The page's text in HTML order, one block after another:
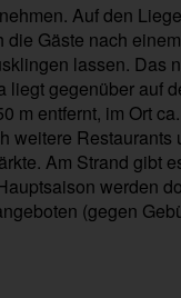
Auf den
die Gäste nach
lassen. Das
liegt gegenüber auf
m entfernt, im Ort
weitere Restaurants
Am Strand gibt
werden
(gegen